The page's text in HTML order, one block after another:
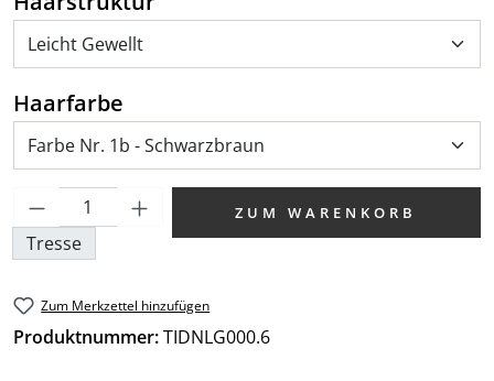
Haarfarbe
Produkt Anzahl: Gib den gewünschten
Tresse
ZUM WARENKORB
Zum Merkzettel hinzufügen
Produktnummer:TIDNLG000.6